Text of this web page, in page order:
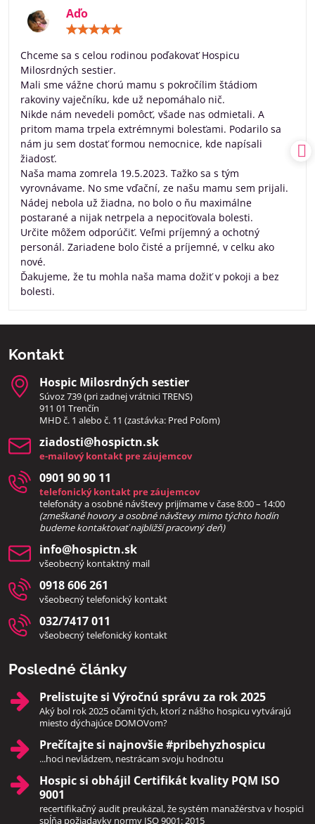
Aďo
5
Chceme sa s celou rodinou poďakovať Hospicu
Milosrdných sestier.
Mali sme vážne chorú mamu s pokročílim štádiom
rakoviny vaječníku, kde už nepomáhalo nič.
Nikde nám nevedeli pomôcť, všade nas odmietali. A
pritom mama trpela extrémnymi bolesťami. Podarilo sa
nám ju sem dostať formou nemocnice, kde napísali
žiadosť.
Naša mama zomrela 19.5.2023. Tažko sa s tým
vyrovnávame. No sme vďační, ze našu mamu sem prijali.
Nádej nebola už žiadna, no bolo o ňu maximálne
postarané a nijak netrpela a nepociťovala bolesti.
Určite môžem odporúčiť. Veľmi príjemný a ochotný
personál. Zariadene bolo čisté a príjemné, v celku ako
nové.
Ďakujeme, že tu mohla naša mama dožiť v pokoji a bez
bolesti.
Kontakt
Hospic Milosrdných sestier
Súvoz 739 (pri zadnej vrátnici TRENS)
911 01 Trenčín
MHD č. 1 alebo č. 11 (zastávka: Pred Poľom)
ziadosti​@hospictn​.sk
e-mailový kontakt pre záujemcov
0901 90 90 11
telefonický kontakt pre záujemcov
telefonáty a osobné návštevy prijímame v čase 8:00 – 14:00
(zmeškané hovory a osobné návštevy mimo týchto hodín
budeme kontaktovať najbližší pracovný deň)
info​@hospictn​.sk
všeobecný kontaktný mail
0918 606 261
všeobecný telefonický kontakt
032/7417 011
všeobecný telefonický kontakt
Posledné články
Prelistujte si Výročnú správu za rok 2025
Aký bol rok 2025 očami tých, ktorí z nášho hospicu vytvárajú
miesto dýchajúce DOMOVom?
Prečítajte si najnovšie #pribehyzhospicu
...hoci nevládzem, nestrácam svoju hodnotu
Hospic si obhájil Certifikát kvality PQM ISO
9001
recertifikačný audit preukázal, že systém manažérstva v hospici
spĺňa požiadavky normy ISO 9001: 2015